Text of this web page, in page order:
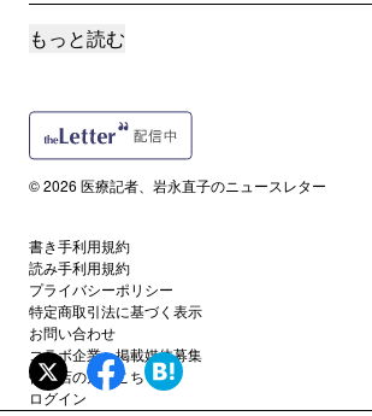
誰でも
2026.07.26
HPVワクチンの男性定期接種化 厚労省「薬事
2026.07.22
誰でも
排除したからといって終わりではない 娘を先
天性風しん症候群で失った母が...
2026.07.21
もっと読む
© 2026 医療記者、岩永直子のニュースレター
書き手利用規約
読み手利用規約
プライバシーポリシー
特定商取引法に基づく表示
お問い合わせ
コラボ企業・掲載媒体募集
代理店の方はこちら
ログイン